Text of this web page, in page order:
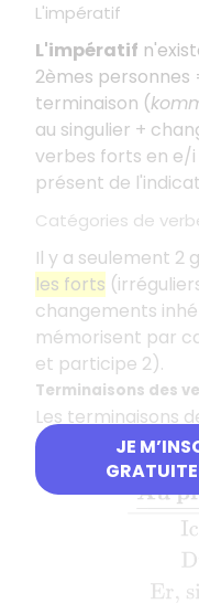
JE
L'impératif
L'impératif
2èmes personnes
terminaison (
au singulier +
verbes forts en e/i
présent de
Catégories de
Il y a seulement 2
les forts
changements
mémorisent par
et participe 2).
Terminaisons des
Les terminaisons
fort
(à part de
Au